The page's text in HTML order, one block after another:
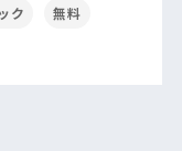
ク 無料